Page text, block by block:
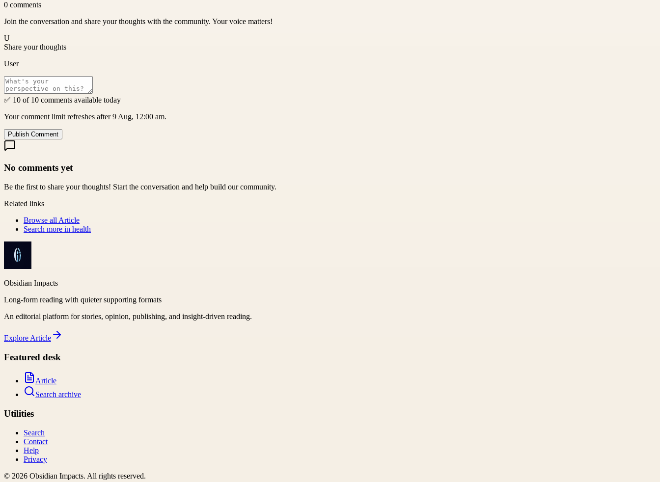
0 comments
Join the conversation and share your thoughts with the community. Your voice matters!
U
Share your thoughts
User
✅ 10 of 10 comments available today
Your comment limit refreshes after 9 Aug, 12:00 am.
Publish Comment
No comments yet
Be the first to share your thoughts! Start the conversation and help build our community.
Related links
Browse all Article
Search more in health
Obsidian Impacts
Long-form reading with quieter supporting formats
An editorial platform for stories, opinion, publishing, and insight-driven reading.
Explore Article
Featured desk
Article
Search archive
Utilities
Search
Contact
Help
Privacy
© 2026 Obsidian Impacts. All rights reserved.